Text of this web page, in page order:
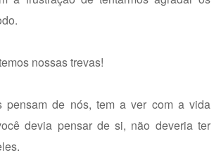
nossas trevas!
pensam de nós, tem a ver com a vida
devia pensar de si, não deveria ter